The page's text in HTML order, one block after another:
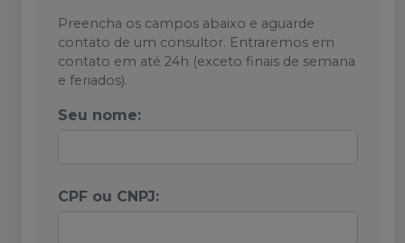
Preencha os campos abaixo e aguarde
contato de um consultor. Entraremos em
contato em até 24h (exceto finais de semana
e feriados).
Seu nome:
CPF ou CNPJ: